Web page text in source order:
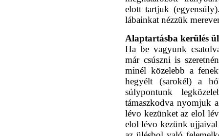
elott tartjuk
lábainkat nézzük
Alaptartásba kerülés
Ha be vagyunk
már csúszni is
minél közelebb a
hegyélt (sarokél) a
súlypontunk
támaszkodva nyomjuk
lévo kezünket az elol
elol lévo kezünk